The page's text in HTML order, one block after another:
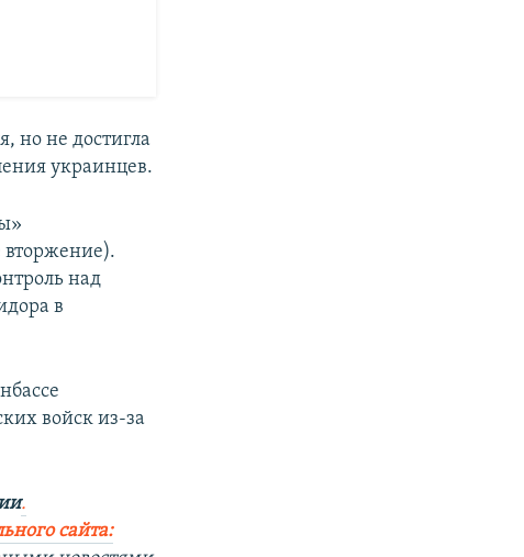
но не достигла
украинцев.
вторжение).
над
в
войск из-за
.
сайта: